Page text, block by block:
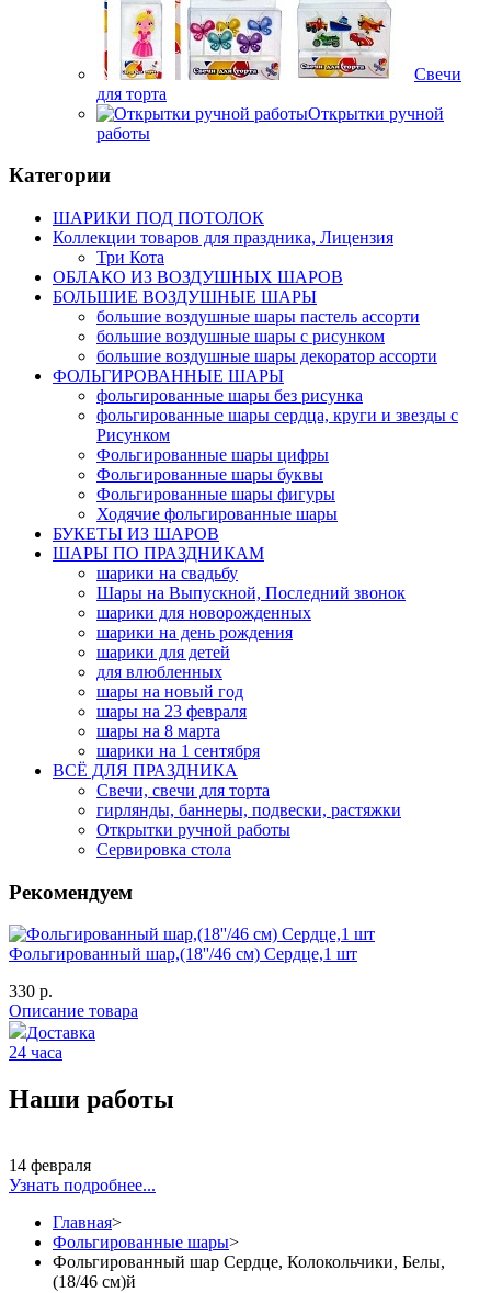
Свечи
для торта
Открытки ручной
работы
Категории
ШАРИКИ ПОД ПОТОЛОК
Коллекции товаров для праздника, Лицензия
Три Кота
ОБЛАКО ИЗ ВОЗДУШНЫХ ШАРОВ
БОЛЬШИЕ ВОЗДУШНЫЕ ШАРЫ
большие воздушные шары пастель ассорти
большие воздушные шары с рисунком
большие воздушные шары декоратор ассорти
ФОЛЬГИРОВАННЫЕ ШАРЫ
фольгированные шары без рисунка
фольгированные шары сердца, круги и звезды с
Рисунком
Фольгированные шары цифры
Фольгированные шары буквы
Фольгированные шары фигуры
Ходячие фольгированные шары
БУКЕТЫ ИЗ ШАРОВ
ШАРЫ ПО ПРАЗДНИКАМ
шарики на свадьбу
Шары на Выпускной, Последний звонок
шарики для новорожденных
шарики на день рождения
шарики для детей
для влюбленных
шары на новый год
шары на 23 февраля
шары на 8 марта
шарики на 1 сентября
ВСЁ ДЛЯ ПРАЗДНИКА
Свечи, свечи для торта
гирлянды, баннеры, подвески, растяжки
Открытки ручной работы
Сервировка стола
Рекомендуем
Фольгированный шар,(18''/46 см) Сердце,1 шт
330 р.
Описание товара
Доставка
24 часа
Наши работы
14 февраля
Узнать подробнее...
Главная>
Фольгированные шары>
Фольгированный шар Сердце, Колокольчики, Белы,
(18/46 см)й